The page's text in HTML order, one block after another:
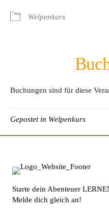
Welpenkurs
Buchungen sind für diese
Gepostet in Welpenkurs
Starte dein Abenteuer
Melde dich gleich an!